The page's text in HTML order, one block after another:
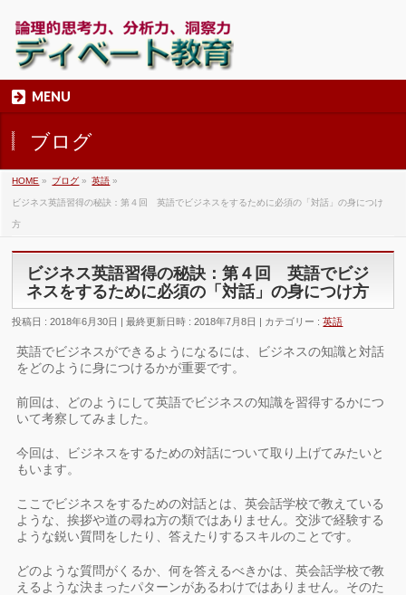
MENU
ブログ
HOME » ブログ » 英語 »
ビジネス英語習得の秘訣：第４回 英語でビジネスをするために必須の「対話」の身につけ
方
ビジネス英語習得の秘訣：第４回 英語でビジ
ネスをするために必須の「対話」の身につけ方
投稿日 : 2018年6月30日 最終更新日時 : 2018年7月8日 カテゴリー :英語
英語でビジネスができるようになるには、ビジネスの知識と対話
をどのように身につけるかが重要です。
前回は、どのようにして英語でビジネスの知識を習得するかにつ
いて考察してみました。
今回は、ビジネスをするための対話について取り上げてみたいと
もいます。
ここでビジネスをするための対話とは、英会話学校で教えている
ような、挨拶や道の尋ね方の類ではありません。交渉で経験する
ような鋭い質問をしたり、答えたりするスキルのことです。
どのような質問がくるか、何を答えるべきかは、英会話学校で教
えるような決まったパターンがあるわけではありません。そのた